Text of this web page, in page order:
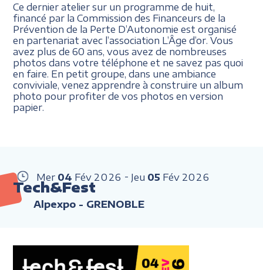
Ce dernier atelier sur un programme de huit,
financé par la Commission des Financeurs de la
Prévention de la Perte D’Autonomie est organisé
en partenariat avec l’association L’Âge d’or. Vous
avez plus de 60 ans, vous avez de nombreuses
photos dans votre téléphone et ne savez pas quoi
en faire. En petit groupe, dans une ambiance
conviviale, venez apprendre à construire un album
photo pour profiter de vos photos en version
papier.
Mer 04 Fév 2026 Jeu 05 Fév 2026
Tech&Fest
Alpexpo - GRENOBLE